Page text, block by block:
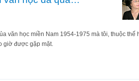
văn học miền Nam 1954-1975 mà tôi, thuộc thế
giờ được gặp mặt.